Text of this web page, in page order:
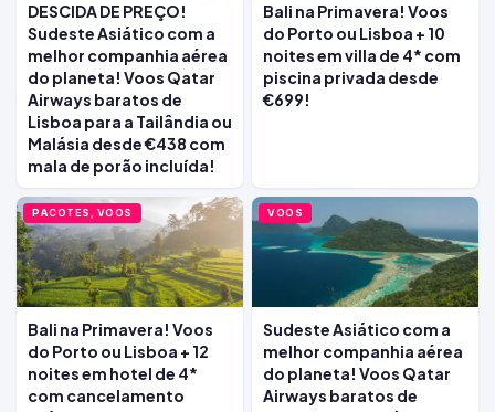
DESCIDA DE PREÇO!
Sudeste Asiático com a
melhor companhia aérea
do planeta! Voos Qatar
Airways baratos de
Lisboa para a Tailândia ou
Malásia desde €438 com
mala de porão incluída!
Bali na Primavera! Voos
do Porto ou Lisboa + 10
noites em villa de 4* com
piscina privada desde
€699!
PACOTES, VOOS
Bali na Primavera! Voos
do Porto ou Lisboa + 12
noites em hotel de 4*
com cancelamento
VOOS
Sudeste Asiático com a
melhor companhia aérea
do planeta! Voos Qatar
Airways baratos de